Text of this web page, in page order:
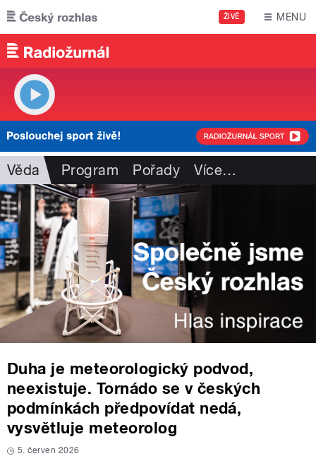
Přejít k hlavnímu obsahu
ŽIVĚ MENU
Věda Program Pořady Více…
Duha je meteorologický podvod,
neexistuje. Tornádo se v českých
podmínkách předpovídat nedá,
vysvětluje meteorolog
5. červen 2026